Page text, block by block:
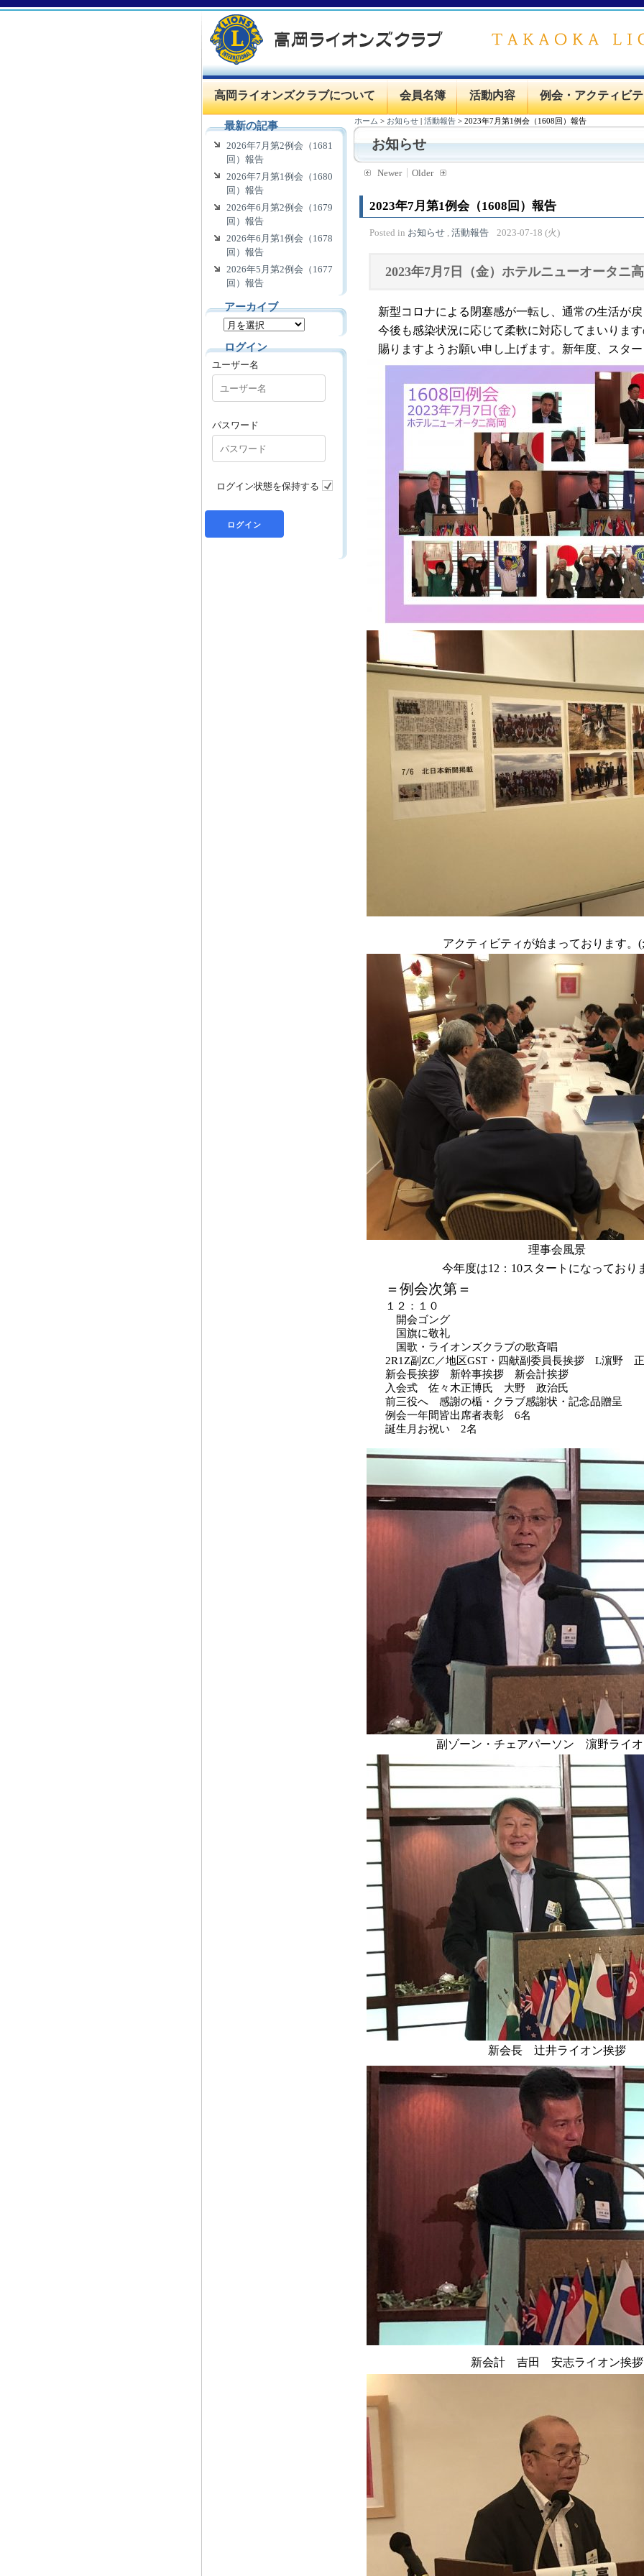
高岡ライオンズクラブについて 会員名簿 活動内容 例会・アクティビ
ホーム > お知らせ |活動報告 >2023年7月第1例会（1608回）報告
お知らせ
Newer Older
2023年7月第1例会（1608回）報告
Posted in お知らせ ,活動報告 2023-07-18 (火)
2023年7月7日（金）ホテルニューオータニ
新型コロナによる閉塞感が一転し、通常の生活が
今後も感染状況に応じて柔軟に対応してまいりま
賜りますようお願い申し上げます。新年度、スタ
アクティビティが始まっております。
理事会風景
今年度は12：10スタートになっており
＝例会次第＝
１２：１０
開会ゴング
国旗に敬礼
国歌・ライオンズクラブの歌斉唱
2R1Z副ZC／地区GST・四献副委員長挨拶 L濵野
新会長挨拶 新幹事挨拶 新会計挨拶
入会式 佐々木正博氏 大野 政治氏
前三役へ 感謝の楯・クラブ感謝状・記念品贈呈
例会一年間皆出席者表彰 6名
誕生月お祝い 2名
副ゾーン・チェアパーソン 濵野ライ
新会長 辻井ライオン挨拶
新会計 吉田 安志ライオン挨拶
最新の記事
2026年7月第2例会（1681
回）報告
2026年7月第1例会（1680
回）報告
2026年6月第2例会（1679
回）報告
2026年6月第1例会（1678
回）報告
2026年5月第2例会（1677
回）報告
アーカイブ
ログイン
ユーザー名
パスワード
ログイン状態を保持する